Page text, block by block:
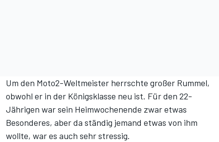
Um den Moto2-Weltmeister herrschte großer Rummel,
obwohl er in der Königsklasse neu ist. Für den 22-
Jährigen war sein Heimwochenende zwar etwas
Besonderes, aber da ständig jemand etwas von ihm
wollte, war es auch sehr stressig.